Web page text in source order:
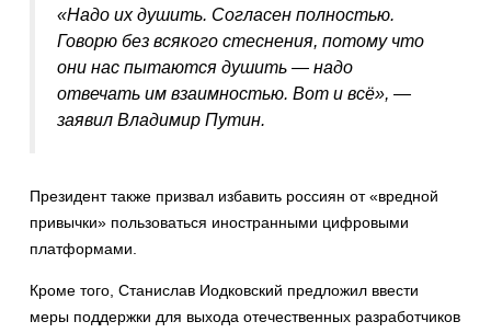
«Надо их душить. Согласен полностью.
Говорю без всякого стеснения, потому что
они нас пытаются душить — надо
отвечать им взаимностью. Вот и всё», —
заявил Владимир Путин.
Президент также призвал избавить россиян от «вредной
привычки» пользоваться иностранными цифровыми
платформами.
Кроме того, Станислав Иодковский предложил ввести
меры поддержки для выхода отечественных разработчиков